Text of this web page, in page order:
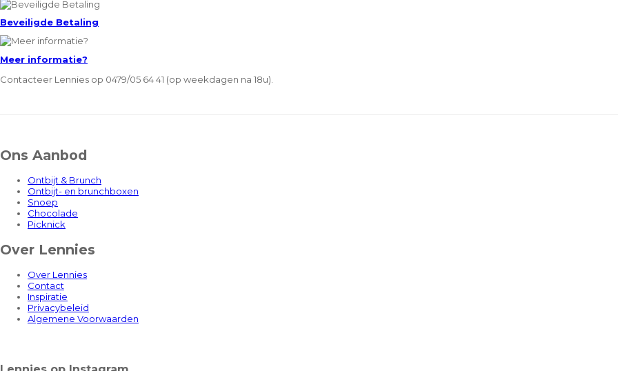
Beveiligde Betaling
Meer informatie?
Contacteer Lennies op 0479/05 64 41 (op weekdagen na 18u).
Ons Aanbod
Ontbijt & Brunch
Ontbijt- en brunchboxen
Snoep
Chocolade
Picknick
Over Lennies
Over Lennies
Contact
Inspiratie
Privacybeleid
Algemene Voorwaarden